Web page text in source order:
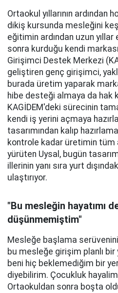
Ortaokul yıllarının ardından
dikiş kursunda mesleğini
eğitimin ardından uzun
sonra kurduğu kendi
Girişimci Destek Merkezi
geliştiren genç girişimci,
burada üretim yaparak
hibe desteği almaya da hak
KAGİDEM'deki sürecinin
kendi iş yerini açmaya
tasarımından kalıp
kontrole kadar üretimin tüm
yürüten Uysal, bugün
illerinin yanı sıra yurt
ulaştırıyor.
"Bu mesleğin hayatımı
düşünmemiştim"
Mesleğe başlama
bu mesleğe girişim planlı
beni hiç beklemediğim bir
diyebilirim. Çocukluk
Ortaokuldan sonra boşta